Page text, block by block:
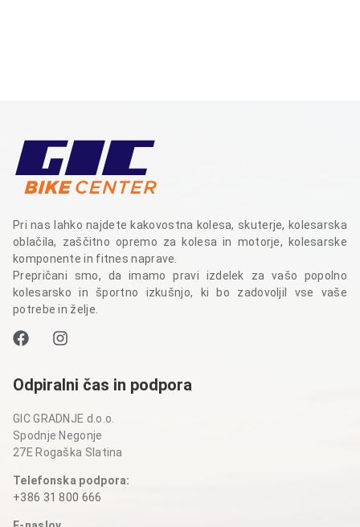
Pri nas lahko najdete kakovostna kolesa, skuterje, kolesarska
oblačila, zaščitno opremo za kolesa in motorje, kolesarske
komponente in fitnes naprave.
Prepričani smo, da imamo pravi izdelek za vašo popolno
kolesarsko in športno izkušnjo, ki bo zadovoljil vse vaše
potrebe in želje.
Odpiralni čas in podpora
GIC GRADNJE d.o.o.
Spodnje Negonje
27E Rogaška Slatina
Telefonska podpora:
+386 31 800 666